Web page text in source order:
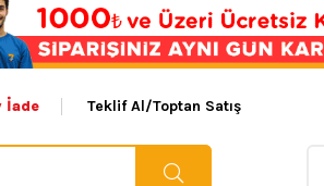
İade Teklif Al/Toptan Satış